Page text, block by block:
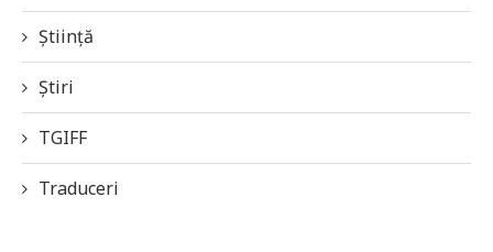
Știință
Știri
TGIFF
Traduceri